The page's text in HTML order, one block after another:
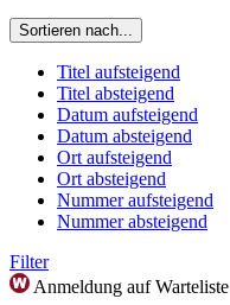
Sortieren nach...
Titel aufsteigend
Titel absteigend
Datum aufsteigend
Datum absteigend
Ort aufsteigend
Ort absteigend
Nummer aufsteigend
Nummer absteigend
Filter
Anmeldung auf Warteliste